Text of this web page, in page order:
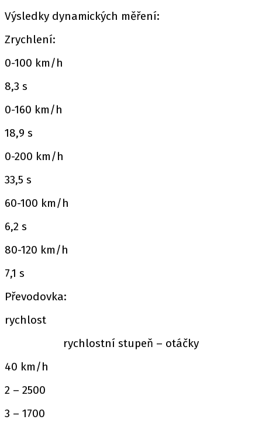
Výsledky dynamických měření:
Zrychlení:
0-100 km/h
8,3 s
0-160 km/h
18,9 s
0-200 km/h
33,5 s
60-100 km/h
6,2 s
80-120 km/h
7,1 s
Převodovka:
rychlost
rychlostní stupeň – otáčky
40 km/h
2 – 2500
3 – 1700